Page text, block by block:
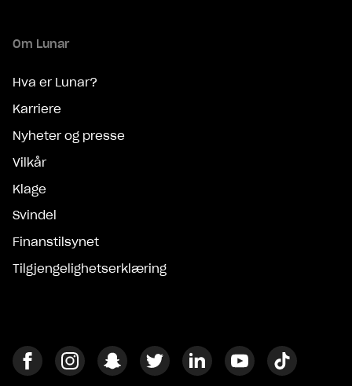
Om Lunar
Hva er Lunar?
Karriere
Nyheter og presse
Vilkår
Klage
Svindel
Finanstilsynet
Tilgjengelighetserklæring
FacebookInstagramSnapchatTwitter LinkedinYoutube